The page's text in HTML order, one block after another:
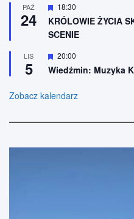
eż
n
i
o
e
PAŹ
24
W
y
r
ó
n
i
o
e
18:30
KRÓLOWIE ŻYCIA
SCENIE
LIS
5
W
y
r
ż
o
20:00
Wiedźmin: Muzyka
Zobacz kalendarz